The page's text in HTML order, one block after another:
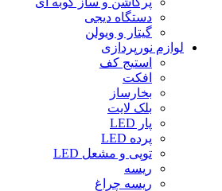
دستگاه دیجى
گیتار و ویولن
لوازم نورپردازی
استیج کف
افکت
بخارساز
بلک لایت
پار LED
پرده LED
توپی و مشعل LED
ریسه
ریسه چراغ